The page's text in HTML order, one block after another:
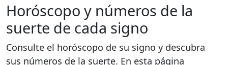
Horóscopo y números de la
suerte de cada signo
Consulte el horóscopo de su signo y descubra
sus números de la suerte. En esta página